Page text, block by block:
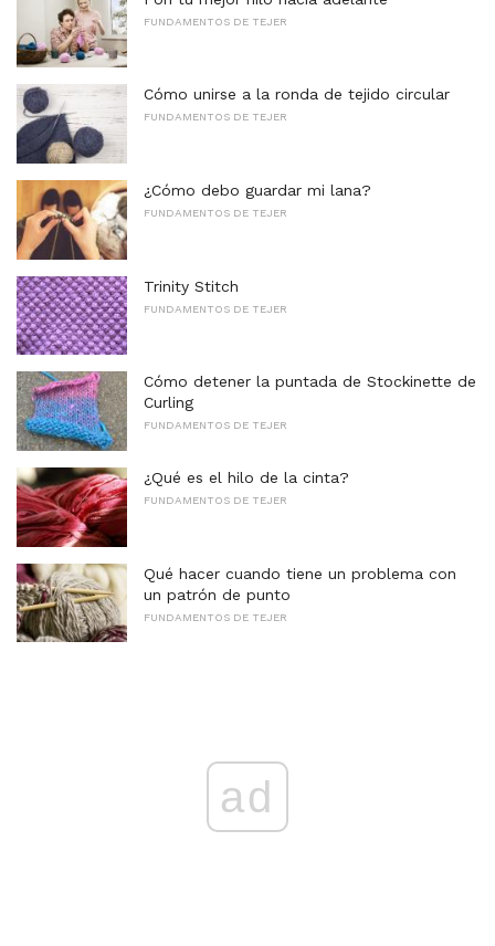
FUNDAMENTOS DE TEJER
Cómo unirse a la ronda de tejido circular
FUNDAMENTOS DE TEJER
¿Cómo debo guardar mi lana?
FUNDAMENTOS DE TEJER
Trinity Stitch
FUNDAMENTOS DE TEJER
Cómo detener la puntada de Stockinette de
Curling
FUNDAMENTOS DE TEJER
¿Qué es el hilo de la cinta?
FUNDAMENTOS DE TEJER
Qué hacer cuando tiene un problema con
un patrón de punto
FUNDAMENTOS DE TEJER
ad